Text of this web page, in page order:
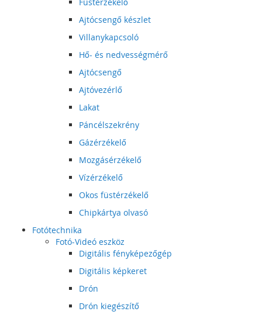
Ajtócsengő készlet
Villanykapcsoló
Hő- és nedvességmérő
Ajtócsengő
Ajtóvezérlő
Lakat
Páncélszekrény
Gázérzékelő
Mozgásérzékelő
Vízérzékelő
Okos füstérzékelő
Chipkártya olvasó
Fotótechnika
Fotó-Videó eszköz
Digitális fényképezőgép
Digitális képkeret
Drón
Drón kiegészítő